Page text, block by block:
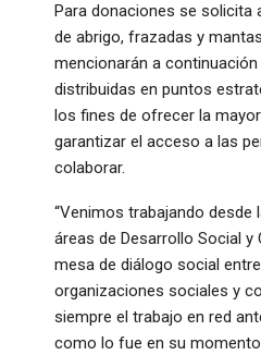
Para donaciones se solicita
de abrigo, frazadas y
mencionarán a
distribuidas en puntos
los fines de ofrecer la
garantizar el acceso a las
colaborar.
“Venimos trabajando desde
áreas de Desarrollo Social y
mesa de diálogo social
organizaciones sociales y
siempre el trabajo en red
como lo fue en su